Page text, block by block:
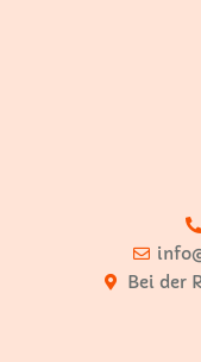
Bei der